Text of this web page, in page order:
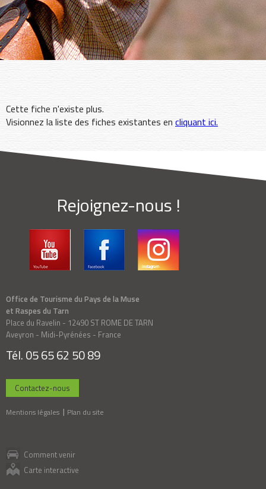
Cette fiche n'existe plus.
Visionnez la liste des fiches existantes en cliquant ici.
Rejoignez-nous !
Office de Tourisme du Pays de la Muse
et Raspes du Tarn
Place du Ravelin - 12490 ST ROME DE TARN
Aveyron - Midi-Pyrénées - France
Tél. 05 65 62 50 89
Contactez-nous
Mentions légales Plan du site
Comment venir
Carte interactive